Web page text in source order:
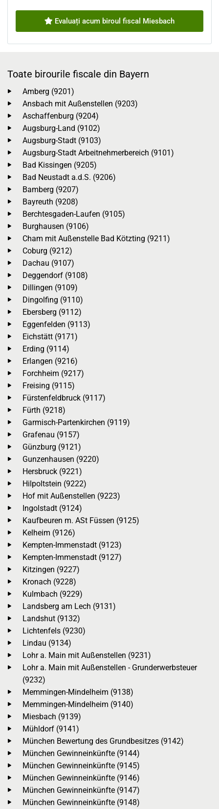
Evaluați acum biroul fiscal Miesbach
Toate birourile fiscale din Bayern
Amberg (9201)
Ansbach mit Außenstellen (9203)
Aschaffenburg (9204)
Augsburg-Land (9102)
Augsburg-Stadt (9103)
Augsburg-Stadt Arbeitnehmerbereich (9101)
Bad Kissingen (9205)
Bad Neustadt a.d.S. (9206)
Bamberg (9207)
Bayreuth (9208)
Berchtesgaden-Laufen (9105)
Burghausen (9106)
Cham mit Außenstelle Bad Kötzting (9211)
Coburg (9212)
Dachau (9107)
Deggendorf (9108)
Dillingen (9109)
Dingolfing (9110)
Ebersberg (9112)
Eggenfelden (9113)
Eichstätt (9171)
Erding (9114)
Erlangen (9216)
Forchheim (9217)
Freising (9115)
Fürstenfeldbruck (9117)
Fürth (9218)
Garmisch-Partenkirchen (9119)
Grafenau (9157)
Günzburg (9121)
Gunzenhausen (9220)
Hersbruck (9221)
Hilpoltstein (9222)
Hof mit Außenstellen (9223)
Ingolstadt (9124)
Kaufbeuren m. ASt Füssen (9125)
Kelheim (9126)
Kempten-Immenstadt (9123)
Kempten-Immenstadt (9127)
Kitzingen (9227)
Kronach (9228)
Kulmbach (9229)
Landsberg am Lech (9131)
Landshut (9132)
Lichtenfels (9230)
Lindau (9134)
Lohr a. Main mit Außenstellen (9231)
Lohr a. Main mit Außenstellen - Grunderwerbsteuer
(9232)
Memmingen-Mindelheim (9138)
Memmingen-Mindelheim (9140)
Miesbach (9139)
Mühldorf (9141)
München Bewertung des Grundbesitzes (9142)
München Gewinneinkünfte (9144)
München Gewinneinkünfte (9145)
München Gewinneinkünfte (9146)
München Gewinneinkünfte (9147)
München Gewinneinkünfte (9148)